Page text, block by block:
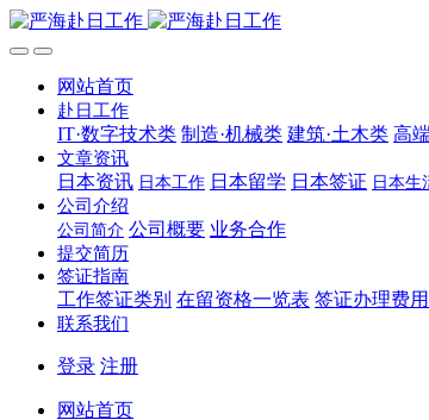
网站首页
赴日工作
IT·数字技术类 制造·机械类 建筑·土木类 高
文章资讯
日本资讯 日本工作 日本留学 日本签证 日本生
公司介绍
公司简介 公司概要 业务合作
提交简历
签证指南
工作签证类别 在留资格一览表 签证办理费用
联系我们
登录 注册
网站首页